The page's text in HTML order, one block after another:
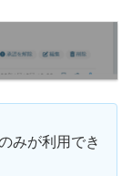
みが利用でき